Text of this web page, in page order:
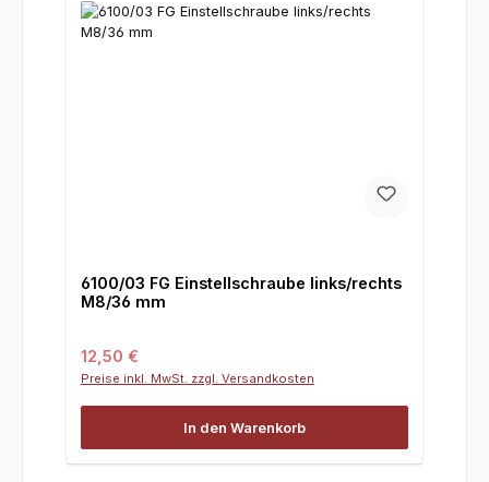
6100/03 FG Einstellschraube links/rechts
M8/36 mm
Regulärer Preis:
12,50 €
Preise inkl. MwSt. zzgl. Versandkosten
In den Warenkorb